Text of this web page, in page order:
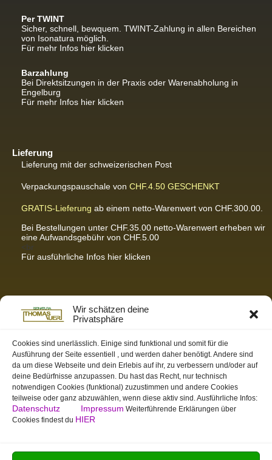
Wir schätzen deine
Privatsphäre
Cookies sind unerlässlich. Einige sind funktional und somit für die
Ausführung der Seite essentiell , und werden daher benötigt. Andere sind
da um diese Webseite und dein Erlebis auf ihr, zu verbessern und/oder auf
deine Bedürfnisse anzupassen. Du hast das Recht, nur technisch
notwendigen Cookies (funktional) zuzustimmen und andere Cookies
teilweise oder ganz abzuwählen, wenn diese aktiv sind. Ausführliche Infos:
Datenschutz Impressum Weiterführende Erklärungen über
Cookies findest du HIER
Per TWINT
Sicher, schnell, bewquem. TWINT-Zahlung in allen Bereichen
von Isonatura möglich.
Für mehr Infos hier klicken
Barzahlung
Bei Direktsitzungen in der Praxis oder Warenabholung in
Engelburg
Für mehr Infos hier klicken
Lieferung
Lieferung mit der schweizerischen Post
Verpackungspauschale von CHF.4.50 GESCHENKT
GRATIS-Lieferung ab einem netto-Warenwert von CHF.300.00.
Bei Bestellungen unter CHF.35.00 netto-Warenwert erheben wir
eine Aufwandsgebühr von CHF.5.00
<br
Für ausführliche Infos hier klicken
Partnerseiten / Empfehlungen
K-Wellness – Karin Meier
S&S Informatik GmbH
Ihr Partner für zukunftsorientierte Informatik
Swiss-skymodel
opens your eyes
St. Gallen Info
tmas.ch